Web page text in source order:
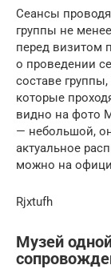
Сеансы
группы не
перед визитом
о проведении
составе
которые
видно на фото
— небольшой,
актуальное
можно на
Rjxtufh
Музей